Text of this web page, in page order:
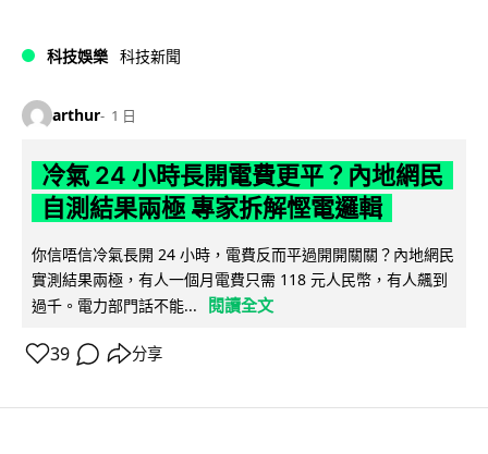
科技娛樂 科技新聞
arthur 1 日
冷氣 24 小時長開電費更平？內地網民
自測結果兩極 專家拆解慳電邏輯
你信唔信冷氣長開 24 小時，電費反而平過開開關關？內地網民
實測結果兩極，有人一個月電費只需 118 元人民幣，有人飆到
過千。電力部門話不能...
閱讀全文
39 分享